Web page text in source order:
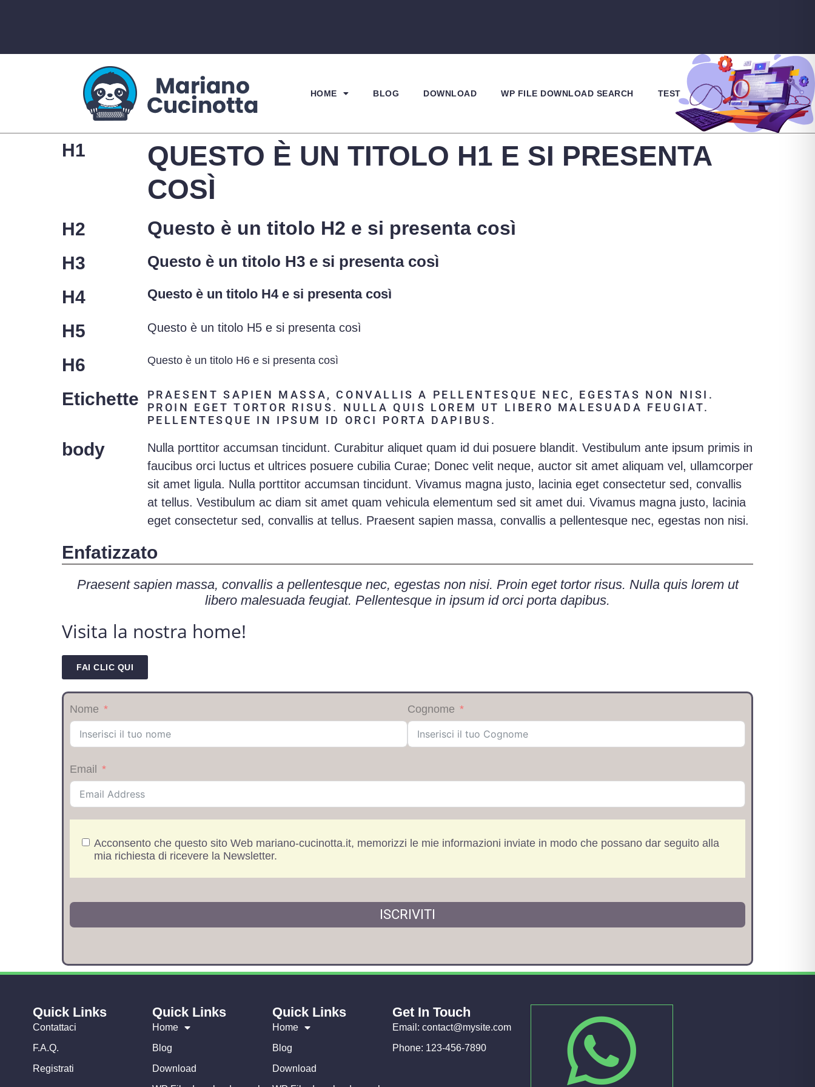
HOME BLOG DOWNLOAD WP FILE DOWNLOAD SEARCH TEST
H1
QUESTO È UN TITOLO H1 E SI PRESENTA
COSÌ
H2 Questo è un titolo H2 e si presenta così
H3 Questo è un titolo H3 e si presenta così
H4 Questo è un titolo H4 e si presenta così
H5 Questo è un titolo H5 e si presenta così
H6 Questo è un titolo H6 e si presenta così
Etichette
PRAESENT SAPIEN MASSA, CONVALLIS A PELLENTESQUE NEC, EGESTAS NON NISI.
PROIN EGET TORTOR RISUS. NULLA QUIS LOREM UT LIBERO MALESUADA FEUGIAT.
PELLENTESQUE IN IPSUM ID ORCI PORTA DAPIBUS.
body
Nulla porttitor accumsan tincidunt. Curabitur aliquet quam id dui posuere blandit. Vestibulum ante ipsum primis in
faucibus orci luctus et ultrices posuere cubilia Curae; Donec velit neque, auctor sit amet aliquam vel, ullamcorper
sit amet ligula. Nulla porttitor accumsan tincidunt. Vivamus magna justo, lacinia eget consectetur sed, convallis
at tellus. Vestibulum ac diam sit amet quam vehicula elementum sed sit amet dui. Vivamus magna justo, lacinia
eget consectetur sed, convallis at tellus. Praesent sapien massa, convallis a pellentesque nec, egestas non nisi.
Enfatizzato
Praesent sapien massa, convallis a pellentesque nec, egestas non nisi. Proin eget tortor risus. Nulla quis lorem ut
libero malesuada feugiat. Pellentesque in ipsum id orci porta dapibus.
Visita la nostra home!
FAI CLIC QUI
Nome Cognome
Email
Acconsento che questo sito Web mariano-cucinotta.it, memorizzi le mie informazioni inviate in modo che possano dar seguito alla
mia richiesta di ricevere la Newsletter.
ISCRIVITI
Quick Links
Contattaci
F.A.Q.
Registrati
Quick Links
Home
Blog
Download
Quick Links
Home
Blog
Download
Get In Touch
Email: contact@mysite.com
Phone: 123-456-7890